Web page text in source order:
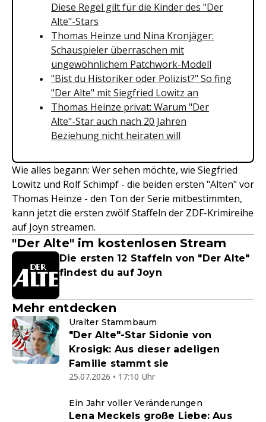
Diese Regel gilt für die Kinder des "Der
Alte"-Stars
Thomas Heinze und Nina Kronjäger:
Schauspieler überraschen mit
ungewöhnlichem Patchwork-Modell
"Bist du Historiker oder Polizist?" So fing
"Der Alte" mit Siegfried Lowitz an
Thomas Heinze privat: Warum "Der
Alte"-Star auch nach 20 Jahren
Beziehung nicht heiraten will
Wie alles begann: Wer sehen möchte, wie Siegfried
Lowitz und Rolf Schimpf - die beiden ersten "Alten" vor
Thomas Heinze - den Ton der Serie mitbestimmten,
kann jetzt die ersten zwölf Staffeln der ZDF-Krimireihe
auf Joyn streamen.
"Der Alte" im kostenlosen Stream
Die ersten 12 Staffeln von "Der Alte"
findest du auf Joyn
Mehr entdecken
Uralter Stammbaum
"Der Alte"-Star Sidonie von
Krosigk: Aus dieser adeligen
Familie stammt sie
25.07.2026 • 17:10 Uhr
Ein Jahr voller Veränderungen
Lena Meckels große Liebe: Aus